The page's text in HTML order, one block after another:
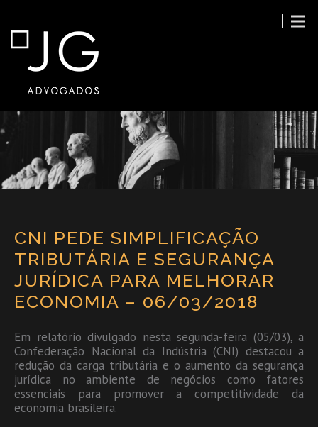
CNI PEDE SIMPLIFICAÇÃO
TRIBUTÁRIA E SEGURANÇA
JURÍDICA PARA MELHORAR
ECONOMIA – 06/03/2018
Em relatório divulgado nesta segunda-feira (05/03), a
Confederação Nacional da Indústria (CNI) destacou a
redução da carga tributária e o aumento da segurança
jurídica no ambiente de negócios como fatores
essenciais para promover a competitividade da
economia brasileira.